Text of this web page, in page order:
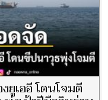
ยูเออี โดนโจมตี